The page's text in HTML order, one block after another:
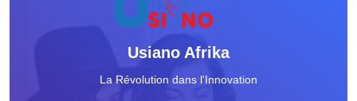
Usiano Afrika
La Révolution dans l'Innovation